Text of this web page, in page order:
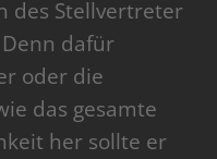
des Stellvertreter
dafür
oder die
das gesamte
her sollte er